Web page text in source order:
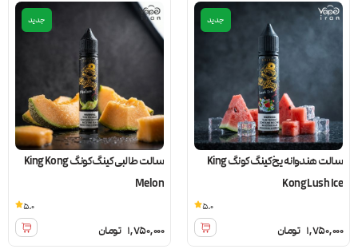
جدید
سالت هندوانه یخ کینگ کونگ King
Kong Lush Ice
1,750,000 تومان
5.0
جدید
سالت طالبی کینگ کونگ King Kong
Melon
1,750,000 تومان
5.0